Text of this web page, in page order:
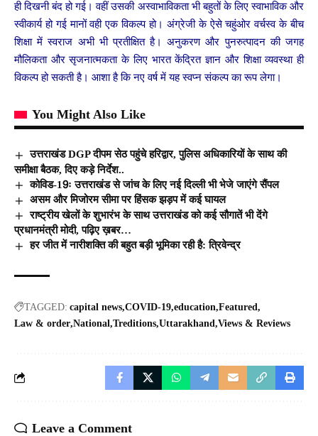
ही दिखनी बंद हो गई। वहीं उसकी अस्वाभाविकता भी बहुतों के लिए स्वाभाविक और
स्वीकार्य हो गई मानों वही एक विकल्प हो। अंग्रेजी के ऐसे चहुंओर वर्चस्व के बीच
शिक्षा में स्वराज अभी भी प्रतीक्षित है। अनुकरण और पुनरुत्पादन की जगह
मौलिकता और सृजनात्मकता के लिए भारत केंद्रित ज्ञान और शिक्षा व्यवस्था ही
विकल्प हो सकती है। आशा है कि नए वर्ष में यह स्वप्न संकल्प का रूप लेगा।
You Might Also Like
उत्तराखंड DGP दीपम सेठ पहुंचे हरिद्वार, पुलिस अधिकारियों के साथ की
समीक्षा बैठक, दिए कड़े निर्देश..
कोविड-19ः उत्तराखंड से जांच के लिए नई दिल्ली भी भेजे जाएंगे सैंपल
असम और मिजोरम सीमा पर हिंसक झड़प में कई घायल
राष्ट्रीय खेलों के शुभारंभ के साथ उत्तराखंड को कई सौगातें भी देंगे
प्रधानमंत्री मोदी, पढ़िए ख़बर…
हर जीत में नारीशक्ति की बहुत बड़ी भूमिका रही है: त्रिवेन्द्र
TAGGED: capital news COVID-19 education Featured
Law & order National Treditions Uttarakhand Views & Reviews
Leave a Comment